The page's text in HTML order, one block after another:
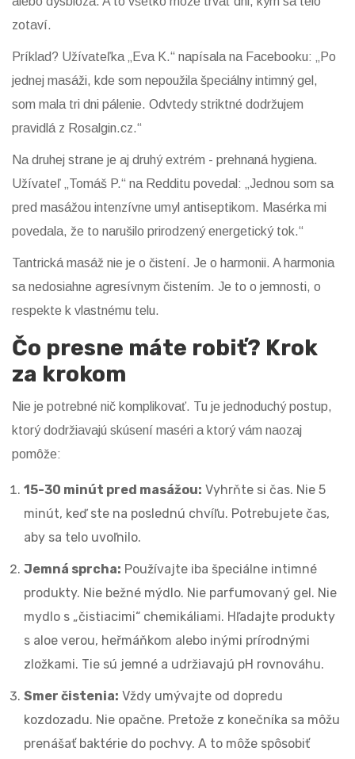
zotaví.
Príklad? Užívateľka „Eva K.“ napísala na Facebooku: „Po
jednej masáži, kde som nepoužila špeciálny intimný gel,
som mala tri dni pálenie. Odvtedy striktné dodržujem
pravidlá z Rosalgin.cz.“
Na druhej strane je aj druhý extrém - prehnaná hygiena.
Užívateľ „Tomáš P.“ na Redditu povedal: „Jednou som sa
pred masážou intenzívne umyl antiseptikom. Masérka mi
povedala, že to narušilo prirodzený energetický tok.“
Tantrická masáž nie je o čistení. Je o harmonii. A harmonia
sa nedosiahne agresívnym čistením. Je to o jemnosti, o
respekte k vlastnému telu.
Čo presne máte robiť? Krok
za krokom
Nie je potrebné nič komplikovať. Tu je jednoduchý postup,
ktorý dodržiavajú skúsení maséri a ktorý vám naozaj
pomôže:
15-30 minút pred masážou: Vyhrňte si čas. Nie 5
minút, keď ste na poslednú chvíľu. Potrebujete čas,
aby sa telo uvoľnilo.
Jemná sprcha: Používajte iba špeciálne intimné
produkty. Nie bežné mýdlo. Nie parfumovaný gel. Nie
mydlo s „čistiacimi“ chemikáliami. Hľadajte produkty
s aloe verou, heřmáňkom alebo inými prírodnými
zložkami. Tie sú jemné a udržiavajú pH rovnováhu.
Smer čistenia: Vždy umývajte od dopredu
kozdozadu. Nie opačne. Pretože z konečníka sa môžu
prenášať baktérie do pochvy. A to môže spôsobiť